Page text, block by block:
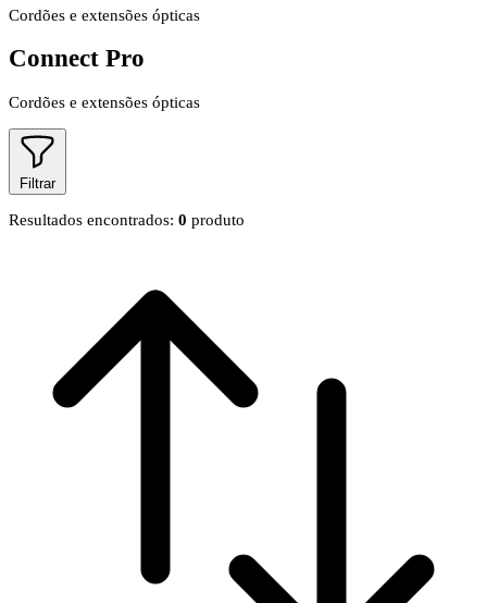
Cordões e extensões ópticas
Connect Pro
Cordões e extensões ópticas
Filtrar
Resultados encontrados: 0 produto